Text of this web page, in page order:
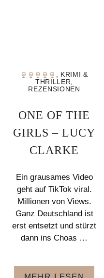
, KRIMI &
THRILLER,
REZENSIONEN
ONE OF THE
GIRLS – LUCY
CLARKE
Ein grausames Video
geht auf TikTok viral.
Millionen von Views.
Ganz Deutschland ist
erst entsetzt und stürzt
dann ins Choas …